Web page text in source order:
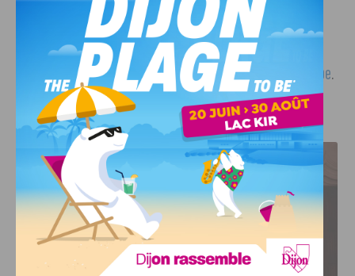
haletante.
Ce premier épisode est disponible dès à présent sur YouTube.
J'AIME LE DFCO